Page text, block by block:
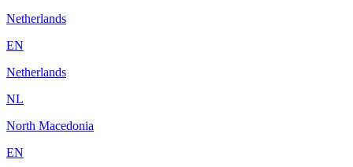
Netherlands
EN
Netherlands
NL
North Macedonia
EN